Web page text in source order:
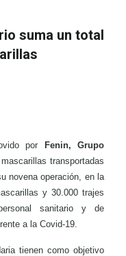
suma un total
por
Fenin, Grupo
transportadas
novena operación, en la
y 30.000 trajes
sanitario y de
a la Covid-19.
tienen como objetivo